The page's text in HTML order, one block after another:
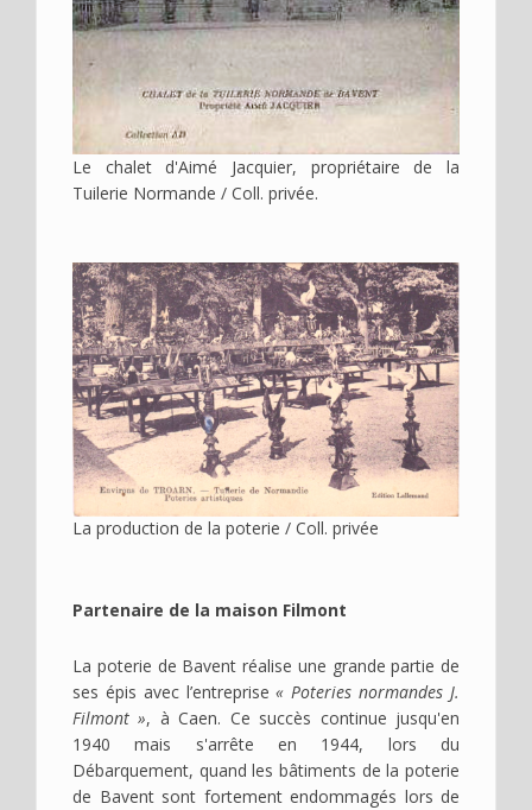
Le chalet d'Aimé Jacquier, propriétaire de la
Tuilerie Normande / Coll. privée.
Image
La production de la poterie / Coll. privée
Partenaire de la maison Filmont
La poterie de Bavent réalise une grande partie de
ses épis avec l’entreprise« Poteries normandes J.
Filmont », à Caen. Ce succès continue jusqu'en
1940 mais s'arrête en 1944, lors du
Débarquement, quand les bâtiments de la poterie
de Bavent sont fortement endommagés lors de